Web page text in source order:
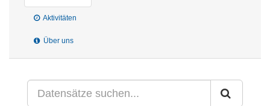
Aktivitäten
Über uns